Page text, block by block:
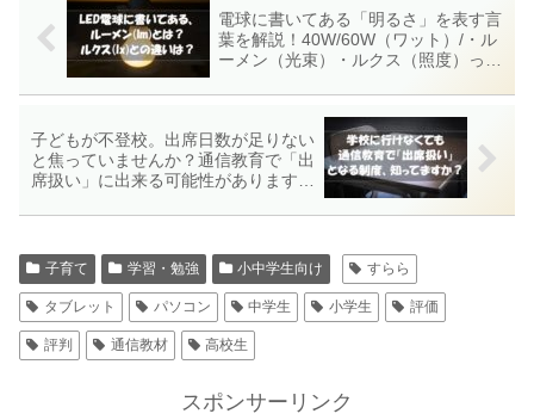
電球に書いてある「明るさ」を表す言
葉を解説！40W/60W（ワット）/・ル
ーメン（光束）・ルクス（照度）って
の？？？
子どもが不登校。出席日数が足りない
と焦っていませんか？通信教育で「出
席扱い」に出来る可能性があります
子育て 学習・勉強 小中学生向け すらら
タブレット パソコン 中学生 小学生 評価
評判 通信教材 高校生
スポンサーリンク